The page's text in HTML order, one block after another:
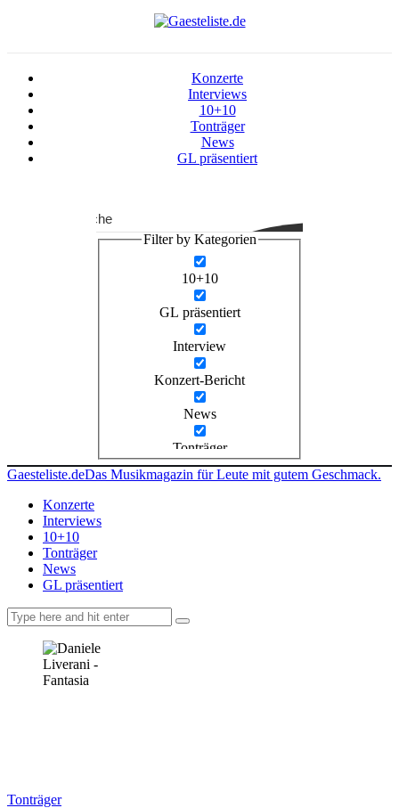
Konzerte
Interviews
10+10
Tonträger
News
GL präsentiert
Suche
Filter by Kategorien
10+10
GL präsentiert
Interview
Konzert-Bericht
News
Tonträger
Gaesteliste.deDas Musikmagazin für Leute mit gutem Geschmack.
Konzerte
Interviews
10+10
Tonträger
News
GL präsentiert
Tonträger